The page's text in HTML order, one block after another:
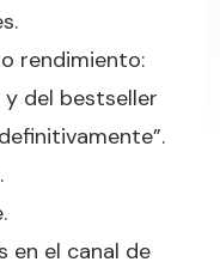
rendimiento:
del bestseller
en el canal de